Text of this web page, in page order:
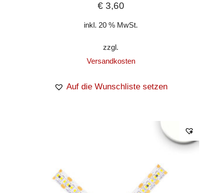
€3,60
inkl. 20 % MwSt.
zzgl.
Versandkosten
Auf die Wunschliste setzen